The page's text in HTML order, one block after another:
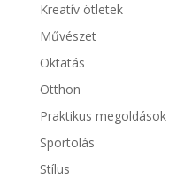
Kreatív ötletek
Művészet
Oktatás
Otthon
Praktikus megoldások
Sportolás
Stílus